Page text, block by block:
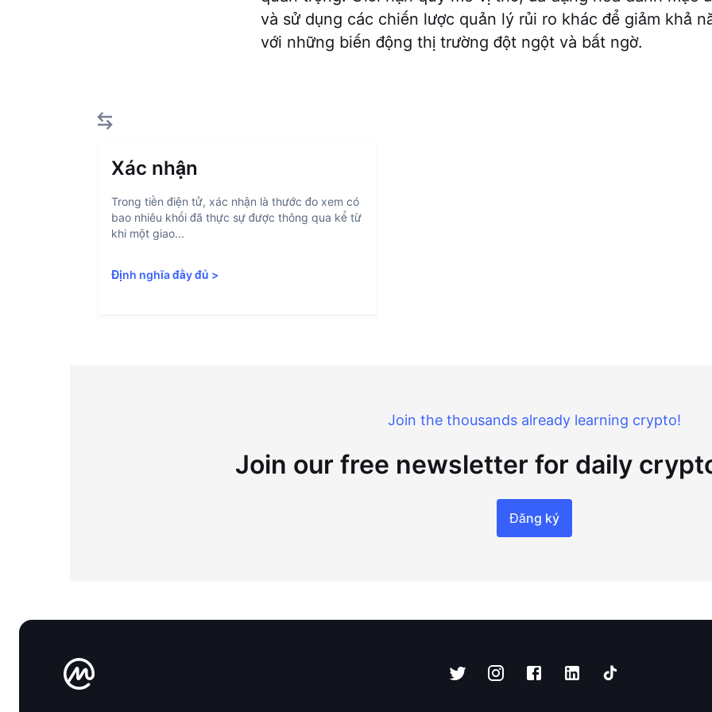
và sử dụng các chiến lược quản lý rủi ro khác để giảm khả
với những biến động thị trường đột ngột và bất ngờ.
Xác nhận
Trong tiền điện tử, xác nhận là thước đo xem có
bao nhiêu khối đã thực sự được thông qua kể từ
khi một giao...
Định nghĩa đầy đủ >
Join the thousands already learning crypto!
Join our free newsletter for daily
Đăng ký